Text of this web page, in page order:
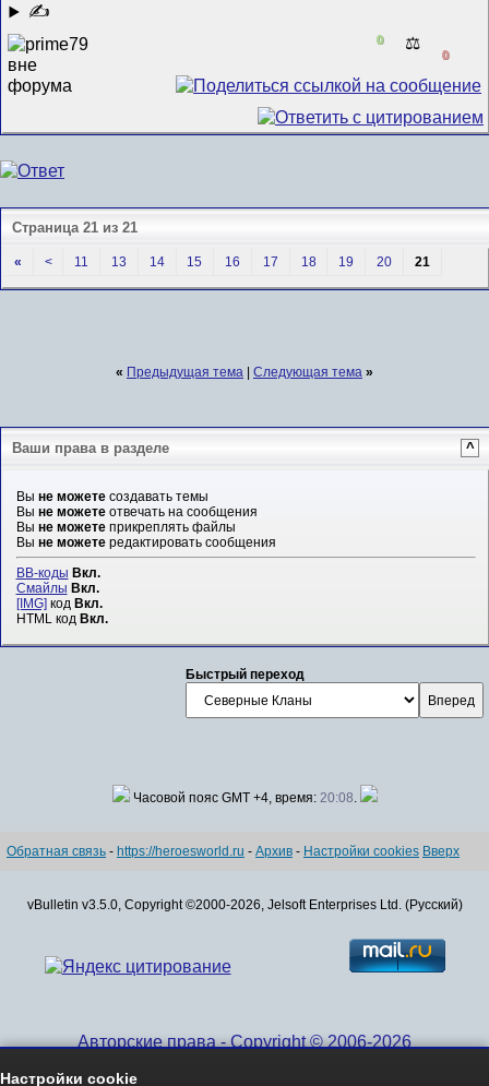
✍
0 ⚖️
0
Страница 21 из 21
« < 11 13 14 15 16 17 18 19 20 21
« Предыдущая тема Следующая тема »
Ваши права в разделе ^
Вы не можетесоздавать темы
Вы не можетеотвечать на сообщения
Вы не можетеприкреплять файлы
Вы не можетередактировать сообщения
BB-коды Вкл.
Смайлы Вкл.
[IMG]код Вкл.
HTML код Вкл.
Быстрый переход
Часовой пояс GMT +4, время: 20:08.
Обратная связь - https://heroesworld.ru - Архив - Настройки cookies Вверх
vBulletin v3.5.0, Copyright ©2000-2026, Jelsoft Enterprises Ltd. (Русский)
Авторские права - Copyright © 2006-2026
Настройки cookie